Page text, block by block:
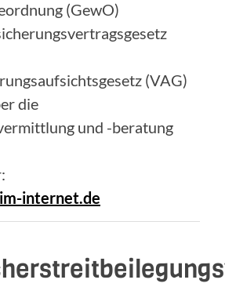
(GewO)
(VAG)
die
und -beratung
internet.de